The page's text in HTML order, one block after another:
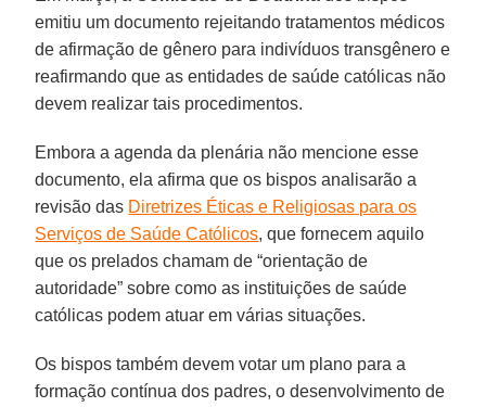
emitiu um documento rejeitando tratamentos médicos
de afirmação de gênero para indivíduos transgênero e
reafirmando que as entidades de saúde católicas não
devem realizar tais procedimentos.
Embora a agenda da plenária não mencione esse
documento, ela afirma que os bispos analisarão a
revisão das Diretrizes Éticas e Religiosas para os
Serviços de Saúde Católicos, que fornecem aquilo
que os prelados chamam de “orientação de
autoridade” sobre como as instituições de saúde
católicas podem atuar em várias situações.
Os bispos também devem votar um plano para a
formação contínua dos padres, o desenvolvimento de